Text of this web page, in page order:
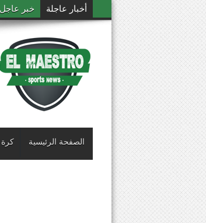
أخبار عاجلة خبر عاجل
الصفحة الرئيسية كرة